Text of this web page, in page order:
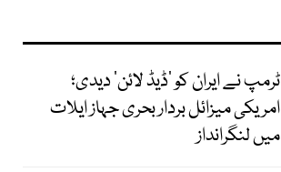
ٹرمپ نے ایران کو ’ڈیڈ لائن‘ دیدی؛
امریکی میزائل بردار بحری جہاز ایلات
میں لنگرانداز